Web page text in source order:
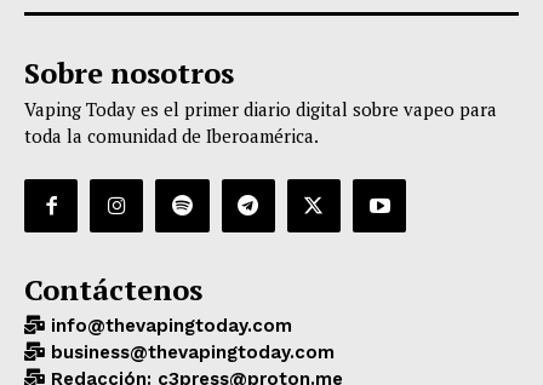
Sobre nosotros
Vaping Today es el primer diario digital sobre vapeo para
toda la comunidad de Iberoamérica.
Contáctenos
info@thevapingtoday.com
business@thevapingtoday.com
Redacción: c3press@proton.me